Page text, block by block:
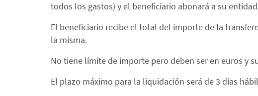
todos los gastos) y el beneficiario abonará a su
El beneficiario recibe el total del importe de la
la misma.
No tiene límite de importe pero deben ser en euros y
El plazo máximo para la liquidación será de 3 días